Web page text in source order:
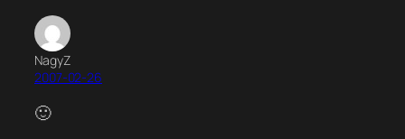
NagyZ
2007-02-26
🙂